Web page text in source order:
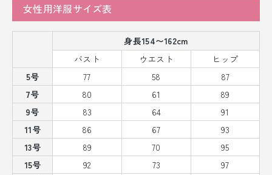
女性用洋服サイズ表
身長154〜162cm
バスト
ウエスト
ヒップ
5号
77 58
87
7号
80 61
89
9号
83 64
91
11号
86 67
93
13号
89 70
95
15号
92 73
97